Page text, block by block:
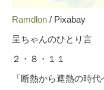
Ramdlon / Pixabay
呈ちゃんのひとり
２・８・１１
「断熱から遮熱の時代